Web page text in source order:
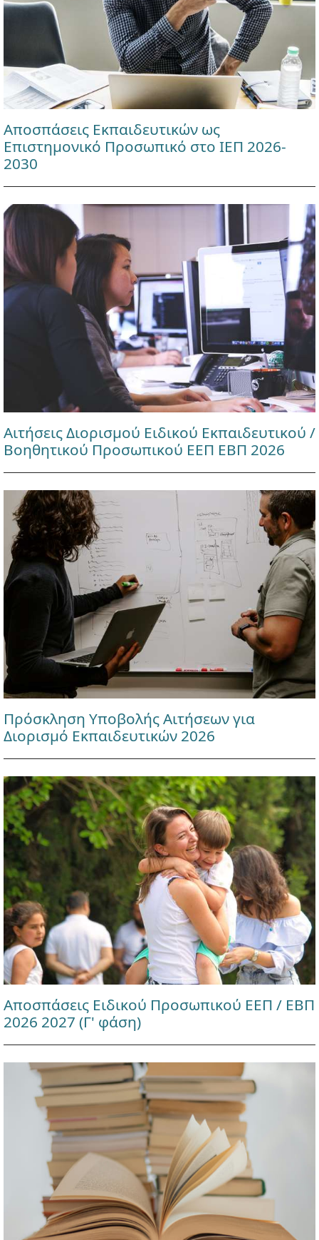
Αποσπάσεις Εκπαιδευτικών ως
Επιστημονικό Προσωπικό στο ΙΕΠ 2026-
2030
Αιτήσεις Διορισμού Ειδικού Εκπαιδευτικού /
Βοηθητικού Προσωπικού ΕΕΠ ΕΒΠ 2026
Πρόσκληση Υποβολής Αιτήσεων για
Διορισμό Εκπαιδευτικών 2026
Αποσπάσεις Ειδικού Προσωπικού ΕΕΠ / ΕΒΠ
2026 2027 (Γ' φάση)